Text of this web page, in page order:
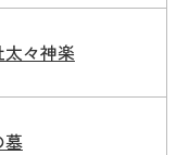
々神楽
墓